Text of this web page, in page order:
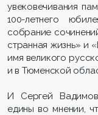
увековечивания
100-летнего
собрание
странная жизнь» и
имя великого
и в Тюменской
И Сергей
едины во мнении,